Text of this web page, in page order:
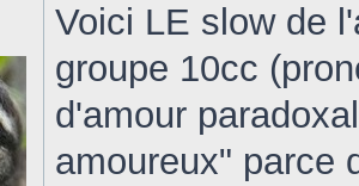
Voici LE slow de
groupe 10cc
d'amour
amoureux" parce